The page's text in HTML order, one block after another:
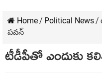
Home/ Political News/
పవన్
టీడీపీతో ఎందుకు